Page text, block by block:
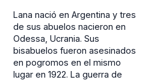
Lana nació en Argentina y tres
de sus abuelos nacieron en
Odessa, Ucrania. Sus
bisabuelos fueron asesinados
en pogromos en el mismo
lugar en 1922. La guerra de